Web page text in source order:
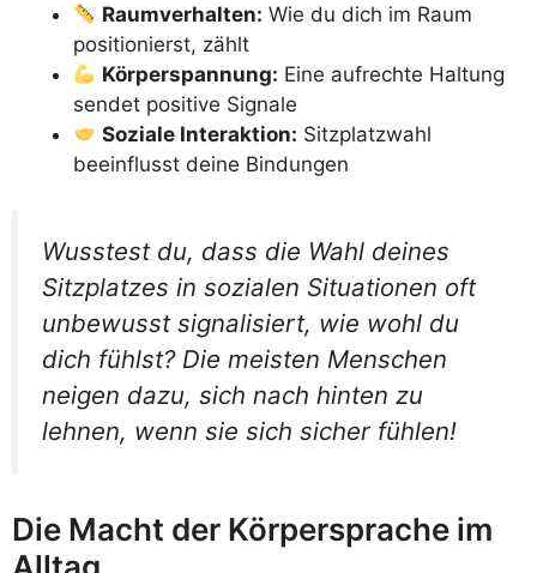
Raumverhalten: Wie du dich im Raum
positionierst, zählt
Körperspannung: Eine aufrechte Haltung
sendet positive Signale
Soziale Interaktion: Sitzplatzwahl
beeinflusst deine Bindungen
Wusstest du, dass die Wahl deines
Sitzplatzes in sozialen Situationen oft
unbewusst signalisiert, wie wohl du
dich fühlst? Die meisten Menschen
neigen dazu, sich nach hinten zu
lehnen, wenn sie sich sicher fühlen!
Die Macht der Körpersprache im